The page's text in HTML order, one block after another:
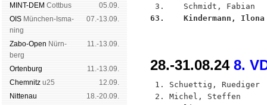
MINT-DEM Cott­bus
05.09.
OIS Mün­chen-Is­ma­
ning
07.-13.09.
Zabo-Open Nürn­
berg
11.-13.09.
Orten­burg
11.-13.09.
Chem­nitz u25
12.09.
Nitte­nau
18.-20.09.
63.    Kindermann,
28.-31.08.24 8.
1. Schuettig, Ruediger
2. Michel, Steffen